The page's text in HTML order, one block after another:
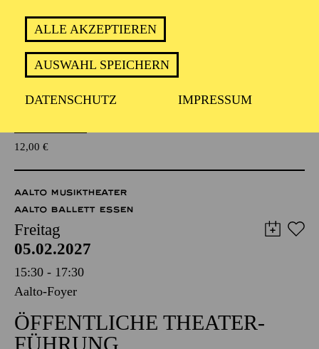
ALLE AKZEPTIEREN
AUSWAHL SPEICHERN
DATENSCHUTZ IMPRESSUM
PHILHARMONIE ENTDECKEN ·
KOMPOSITIONSPROJEKT
WAS MIR DIE NATUR
ERZÄHLT
KOMPOSITIONSPROJEKT FÜR
WEITERFÜHRENDE SCHULEN
Für Jugendliche und Kinder ab 10 Jahren
12,00€
AALTO MUSIKTHEATER
AALTO BALLETT ESSEN
Freitag
05.02.2027
15:30 - 17:30
Aalto-Foyer